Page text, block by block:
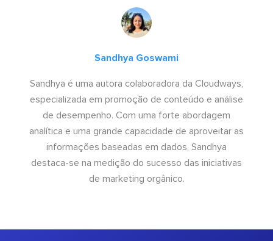
Sandhya Goswami
Sandhya é uma autora colaboradora da Cloudways,
especializada em promoção de conteúdo e análise
de desempenho. Com uma forte abordagem
analítica e uma grande capacidade de aproveitar as
informações baseadas em dados, Sandhya
destaca-se na medição do sucesso das iniciativas
de marketing orgânico.